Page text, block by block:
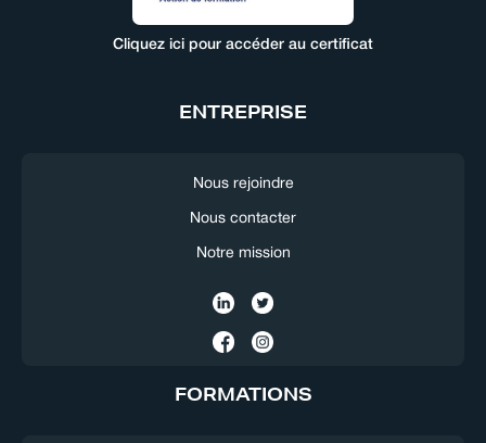
Cliquez ici pour accéder au certificat
ENTREPRISE
Nous rejoindre
Nous contacter
Notre mission
FORMATIONS